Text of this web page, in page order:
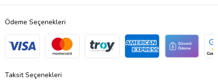
Ödeme Seçenekleri
Taksit Seçenekleri